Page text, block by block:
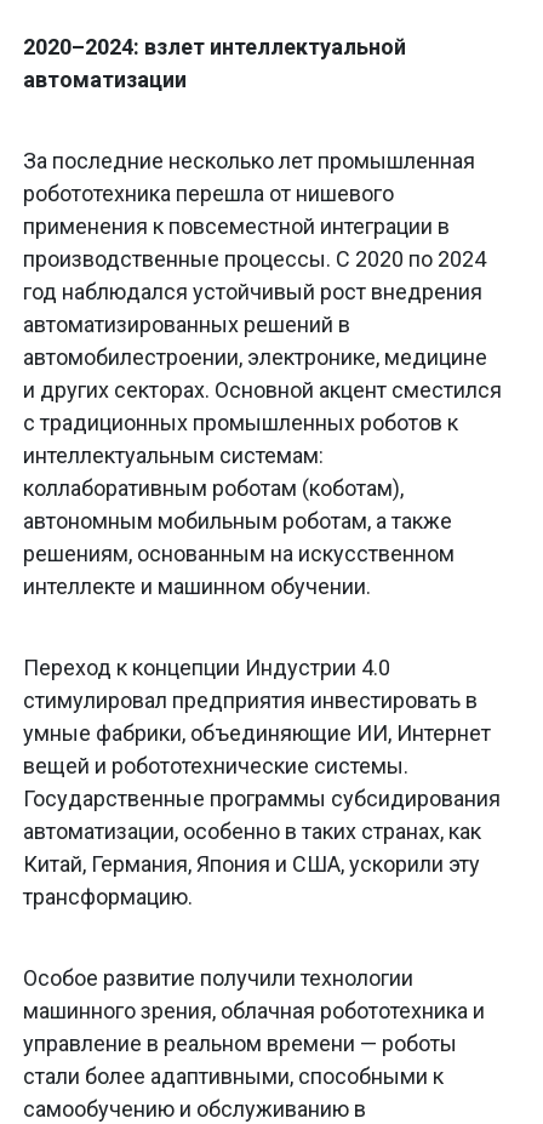
2020–2024: взлет интеллектуальной
автоматизации
За последние несколько лет промышленная
робототехника перешла от нишевого
применения к повсеместной интеграции в
производственные процессы. С 2020 по 2024
год наблюдался устойчивый рост внедрения
автоматизированных решений в
автомобилестроении, электронике, медицине
и других секторах. Основной акцент сместился
с традиционных промышленных роботов к
интеллектуальным системам:
коллаборативным роботам (коботам),
автономным мобильным роботам, а также
решениям, основанным на искусственном
интеллекте и машинном обучении.
Переход к концепции Индустрии 4.0
стимулировал предприятия инвестировать в
умные фабрики, объединяющие ИИ, Интернет
вещей и робототехнические системы.
Государственные программы субсидирования
автоматизации, особенно в таких странах, как
Китай, Германия, Япония и США, ускорили эту
трансформацию.
Особое развитие получили технологии
машинного зрения, облачная робототехника и
управление в реальном времени — роботы
стали более адаптивными, способными к
самообучению и обслуживанию в